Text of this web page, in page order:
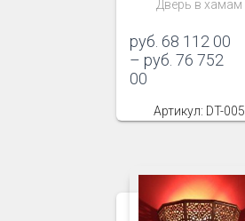
Дверь в хамам
руб. 68 112 00
– руб. 76 752
00
Артикул: DT-005